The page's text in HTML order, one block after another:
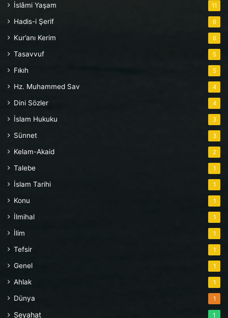
İslâmi Yaşam 11
Hadis-i Şerif 6
Kur’anı Kerim 6
Tasavvuf 5
Fıkıh 5
Hz. Muhammed Sav 4
Dini Sözler 4
İslam Hukuku 3
Sünnet 3
Kelam-Akaid 2
Talebe 1
İslam Tarihi 1
Konu 1
İlmihal 1
İlim 1
Tefsir 1
Genel 1
Ahlak 1
Dünya 1
Seyahat 1